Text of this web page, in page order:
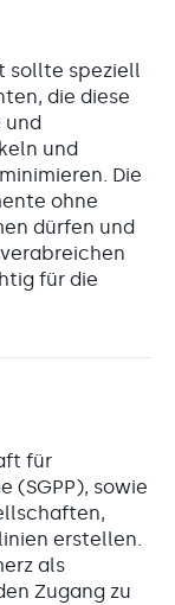
sollte speziell
die diese
und
und
Die
ohne
dürfen und
für die
für
(SGPP), sowie
erstellen.
als
Zugang zu